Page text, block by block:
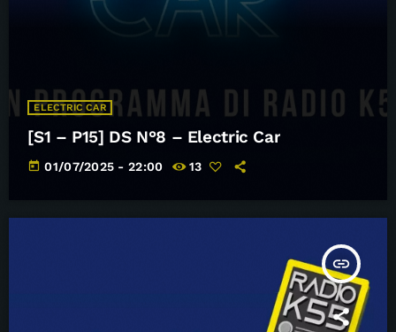
ELECTRIC CAR
[S1 – P15] DS N°8 – Electric Car
today 01/07/2025 - 22:00 13
insert_link